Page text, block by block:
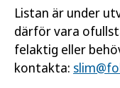
Listan är under
därför vara
felaktig eller
kontakta: